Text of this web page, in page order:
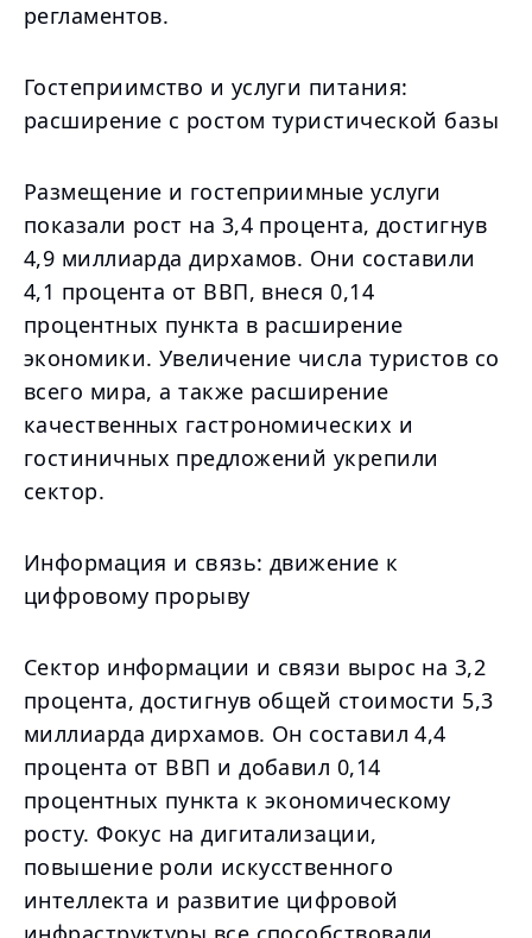
регламентов.
Гостеприимство и услуги питания:
расширение с ростом туристической базы
Размещение и гостеприимные услуги
показали рост на 3,4 процента, достигнув
4,9 миллиарда дирхамов. Они составили
4,1 процента от ВВП, внеся 0,14
процентных пункта в расширение
экономики. Увеличение числа туристов со
всего мира, а также расширение
качественных гастрономических и
гостиничных предложений укрепили
сектор.
Информация и связь: движение к
цифровому прорыву
Сектор информации и связи вырос на 3,2
процента, достигнув общей стоимости 5,3
миллиарда дирхамов. Он составил 4,4
процента от ВВП и добавил 0,14
процентных пункта к экономическому
росту. Фокус на дигитализации,
повышение роли искусственного
интеллекта и развитие цифровой